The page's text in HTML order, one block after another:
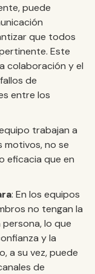
puede
que todos
Este
colaboración y el
de
entre los
trabajan a
motivos, no se
eficacia que en
: En los equipos
no tengan la
lo que
y la
a su vez, puede
de